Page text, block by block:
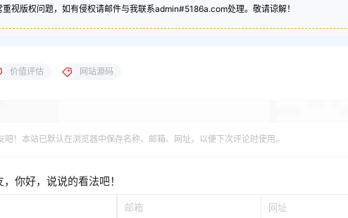
视版权问题，如有侵权请邮件与我联系admin#5186a.com处理。敬请谅解！
价值评估 网站源码
吧！本站已默认在浏览器中保存名称、邮箱、网址，以便下次评论时使用。
，你好，说说的看法吧！